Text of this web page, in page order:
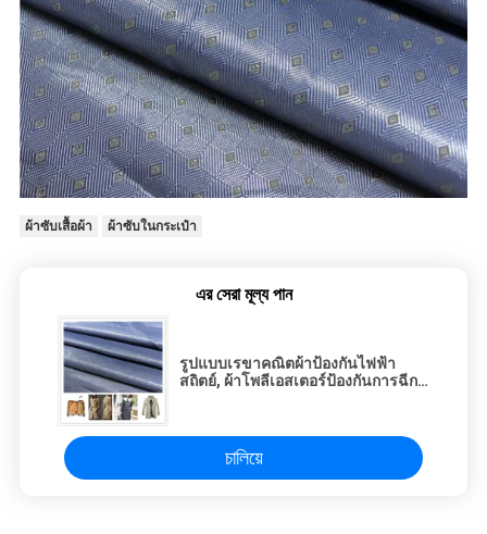
ผ้าซับเสื้อผ้า ผ้าซับในกระเป๋า
এর সেরা মূল্য পান
รูปแบบเรขาคณิตผ้าป้องกันไฟฟ้า
สถิตย์, ผ้าโพลีเอสเตอร์ป้องกันการฉีก
চালিয়ে